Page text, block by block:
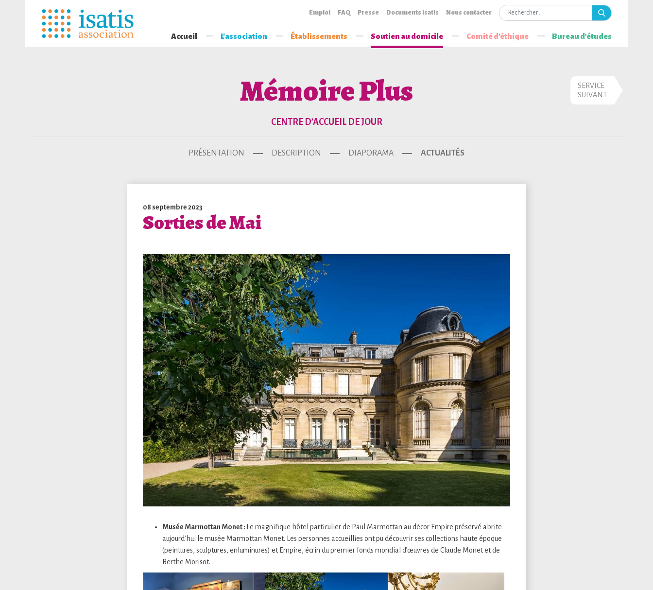
Emploi FAQ Presse Documents isatis Nous contacter
Accueil L'association Établissements Soutien au domicile Comité d'éthique Bureau d’études
Mémoire Plus
CENTRE D’ACCUEIL DE JOUR
SERVICE
SUIVANT
PRÉSENTATION DESCRIPTION DIAPORAMA ACTUALITÉS
08 septembre 2023
Sorties de Mai
Musée Marmottan Monet : Le magnifique hôtel particulier de Paul Marmottan au décor Empire préservé abrite
aujourd’hui le musée Marmottan Monet. Les personnes accueillies ont pu découvrir ses collections haute époque
(peintures, sculptures, enluminures) et Empire, écrin du premier fonds mondial d’œuvres de Claude Monet et de
Berthe Morisot.